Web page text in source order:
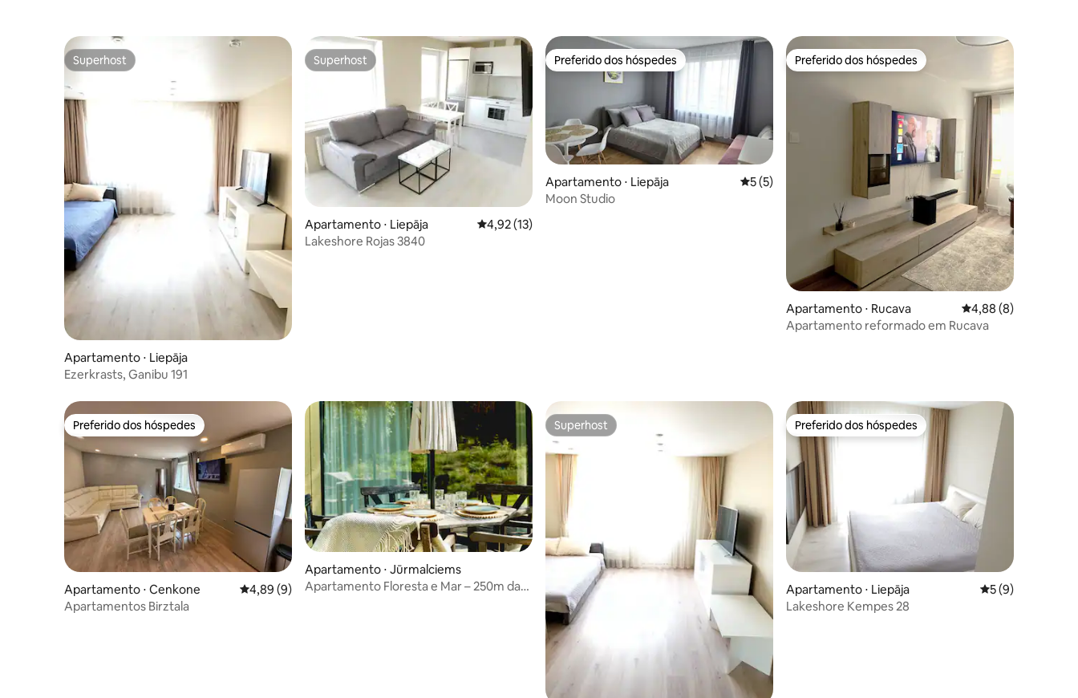
Superhost
Superhost
Apartamento ⋅ Liepāja
Ezerkrasts, Ganibu 191
Superhost
Superhost
Apartamento ⋅ Liepāja 4,92 de uma avaliação média de 5, 13 avaliações
4,92 (13)
Lakeshore Rojas 3840
Preferido dos hóspedes
Preferido dos hóspedes
Apartamento ⋅ Liepāja 5 de uma avaliação média de 5, 5 avaliações
5 (5)
Moon Studio
Preferido dos hóspedes
Preferido dos hóspedes
Apartamento ⋅ Rucava 4,88 de uma
4,88 (8)
Apartamento reformado em Rucava
Preferido dos hóspedes
Preferido dos hóspedes
Apartamento ⋅ Cenkone 4,89 de uma avaliação média de 5, 9 avaliações
4,89 (9)
Apartamentos Birztala
Apartamento ⋅ Jūrmalciems
Apartamento Floresta e Mar – 250m da
Superhost
Superhost Preferido dos hóspedes
Preferido dos hóspedes
Apartamento ⋅ Liepāja 5 de uma
5 (9)
Lakeshore Kempes 28